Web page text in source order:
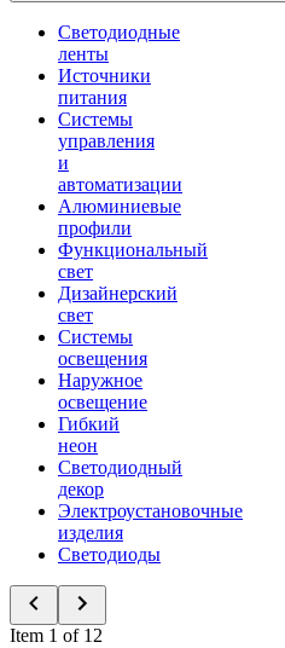
Светодиодные
ленты
Источники
питания
Системы
управления
и
автоматизации
Алюминиевые
профили
Функциональный
свет
Дизайнерский
свет
Системы
освещения
Наружное
освещение
Гибкий
неон
Светодиодный
декор
Электроустановочные
изделия
Светодиоды
Item 1 of 12